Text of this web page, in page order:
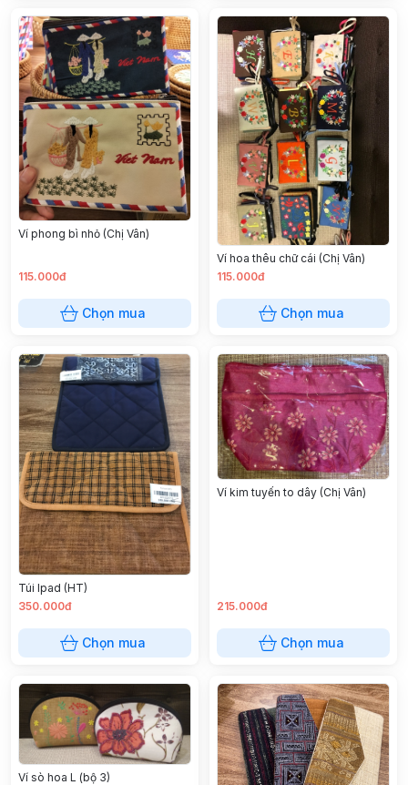
Ví phong bì nhỏ (Chị Vân)
115.000đ
Chọn mua
Ví hoa thêu chữ cái (Chị Vân)
115.000đ
Chọn mua
Túi Ipad (HT)
350.000đ
Chọn mua
Ví kim tuyến to dây (Chị Vân)
215.000đ
Chọn mua
Ví sò hoa L (bộ 3)